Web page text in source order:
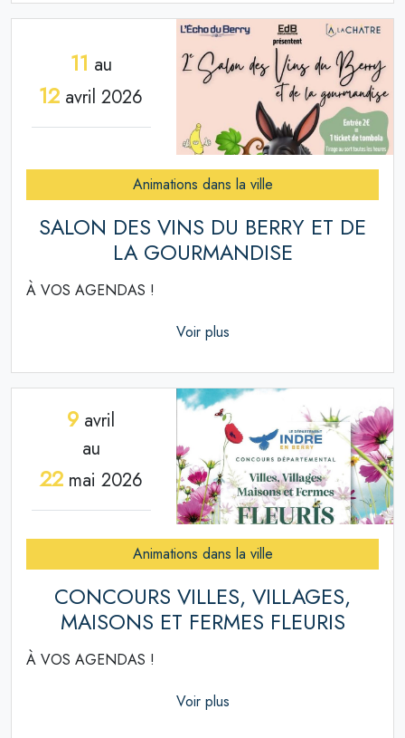
11 au
12 avril 2026
Animations dans la ville
SALON DES VINS DU BERRY ET DE
LA GOURMANDISE
À VOS AGENDAS !
Voir plus
9 avril
au
22mai 2026
Animations dans la ville
CONCOURS VILLES, VILLAGES,
MAISONS ET FERMES FLEURIS
À VOS AGENDAS !
Voir plus